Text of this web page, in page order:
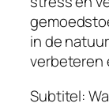
in de
verbeteren
Subtitel: